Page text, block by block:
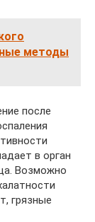
методы
после
в орган
Возможно
грязные